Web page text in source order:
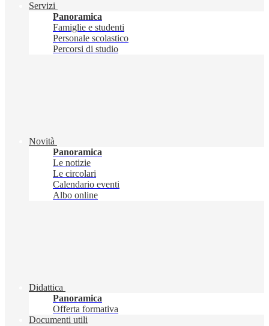
Servizi
Panoramica
Famiglie e studenti
Personale scolastico
Percorsi di studio
Novità
Panoramica
Le notizie
Le circolari
Calendario eventi
Albo online
Didattica
Panoramica
Offerta formativa
Documenti utili